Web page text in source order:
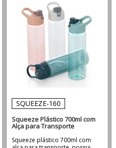
SQUEEZE-160
Squeeze Plástico 700ml com
Alça para Transporte
Squeeze plástico 700ml com